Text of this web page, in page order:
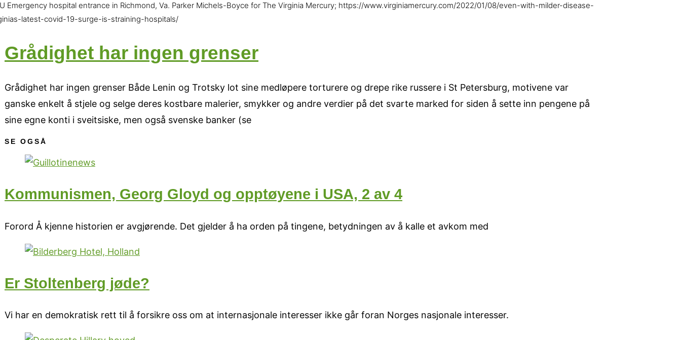
Emergency hospital entrance in Richmond, Va. Parker Michels-Boyce for The Virginia Mercury; https://www.virginiamercury.com/2022/01/08/even-with-milder-disease-
latest-covid-19-surge-is-straining-hospitals/
Grådighet har ingen grenser
Grådighet har ingen grenser Både Lenin og Trotsky lot sine medløpere torturere og drepe rike russere i St Petersburg, motivene var
ganske enkelt å stjele og selge deres kostbare malerier, smykker og andre verdier på det svarte marked for siden å sette inn pengene på
sine egne konti i sveitsiske, men også svenske banker (se
SE OGSÅ
Kommunismen, Georg Gloyd og opptøyene i USA, 2 av 4
Forord Å kjenne historien er avgjørende. Det gjelder å ha orden på tingene, betydningen av å kalle et avkom med
Er Stoltenberg jøde?
Vi har en demokratisk rett til å forsikre oss om at internasjonale interesser ikke går foran Norges nasjonale interesser.